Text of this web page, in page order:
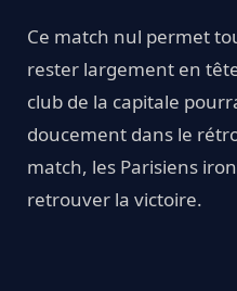
Ce match nul permet
rester largement en
club de la capitale
doucement dans le
match, les Parisiens
retrouver la victoire.